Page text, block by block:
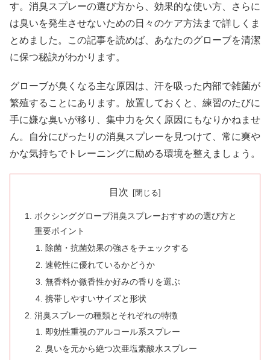
す。消臭スプレーの選び方から、効果的な使い方、さらに
は臭いを発生させないための日々のケア方法まで詳しくま
とめました。この記事を読めば、あなたのグローブを清潔
に保つ秘訣がわかります。
グローブが臭くなる主な原因は、汗を吸った内部で雑菌が
繁殖することにあります。放置しておくと、練習のたびに
手に嫌な臭いが移り、集中力を欠く原因にもなりかねませ
ん。自分にぴったりの消臭スプレーを見つけて、常に爽や
かな気持ちでトレーニングに励める環境を整えましょう。
目次
ボクシンググローブ消臭スプレーおすすめの選び方と
重要ポイント
除菌・抗菌効果の強さをチェックする
速乾性に優れているかどうか
無香料か微香性か好みの香りを選ぶ
携帯しやすいサイズと形状
消臭スプレーの種類とそれぞれの特徴
即効性重視のアルコール系スプレー
臭いを元から絶つ次亜塩素酸水スプレー